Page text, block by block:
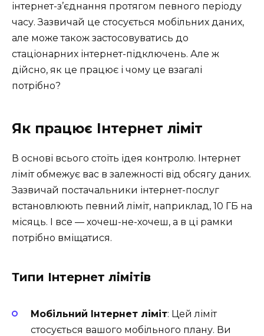
інтернет-з’єднання протягом певного періоду
часу. Зазвичай це стосується мобільних даних,
але може також застосовуватись до
стаціонарних інтернет-підключень. Але ж
дійсно, як це працює і чому це взагалі
потрібно?
Як працює Інтернет ліміт
В основі всього стоїть ідея контролю. Інтернет
ліміт обмежує вас в залежності від обсягу даних.
Зазвичай постачальники інтернет-послуг
встановлюють певний ліміт, наприклад, 10 ГБ на
місяць. І все — хочеш-не-хочеш, а в ці рамки
потрібно вміщатися.
Типи Інтернет лімітів
Мобільний Інтернет ліміт: Цей ліміт
стосується вашого мобільного плану. Ви